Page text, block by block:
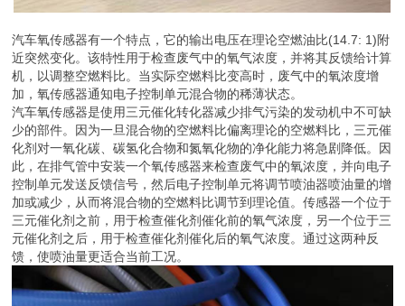
汽车氧传感器有一个特点，它的输出电压在理论空燃油比(14.7: 1)附
近突然变化。该特性用于检查废气中的氧气浓度，并将其反馈给计算
机，以调整空燃料比。当实际空燃料比变高时，废气中的氧浓度增
加，氧传感器通知电子控制单元混合物的稀薄状态。
汽车氧传感器是使用三元催化转化器减少排气污染的发动机中不可缺
少的部件。因为一旦混合物的空燃料比偏离理论的空燃料比，三元催
化剂对一氧化碳、碳氢化合物和氮氧化物的净化能力将急剧降低。因
此，在排气管中安装一个氧传感器来检查废气中的氧浓度，并向电子
控制单元发送反馈信号，然后电子控制单元将调节喷油器喷油量的增
加或减少，从而将混合物的空燃料比调节到理论值。传感器一个位于
三元催化剂之前，用于检查催化剂催化前的氧气浓度，另一个位于三
元催化剂之后，用于检查催化剂催化后的氧气浓度。通过这两种反
馈，使喷油量更适合当前工况。